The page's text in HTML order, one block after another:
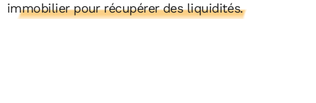
immobilier pour récupérer des liquidités.